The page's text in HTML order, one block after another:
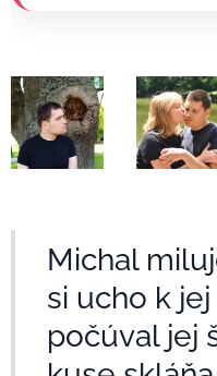
Michal
si ucho k
počúval jej